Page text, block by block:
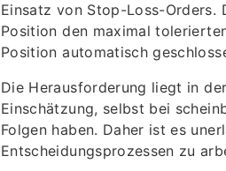
Einsatz von Stop-Loss-
Position den maximal
Position automatisch
Die Herausforderung liegt in
Einschätzung, selbst bei
Folgen haben. Daher ist es
Entscheidungsprozessen zu